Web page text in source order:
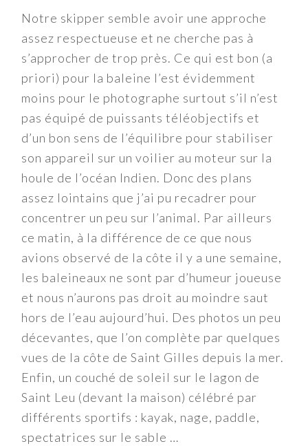
Notre skipper semble avoir une approche
assez respectueuse et ne cherche pas à
s’approcher de trop près. Ce qui est bon (a
priori) pour la baleine l’est évidemment
moins pour le photographe surtout s’il n’est
pas équipé de puissants téléobjectifs et
d’un bon sens de l’équilibre pour stabiliser
son appareil sur un voilier au moteur sur la
houle de l’océan Indien. Donc des plans
assez lointains que j’ai pu recadrer pour
concentrer un peu sur l’animal. Par ailleurs
ce matin, à la différence de ce que nous
avions observé de la côte il y a une semaine,
les baleineaux ne sont par d’humeur joueuse
et nous n’aurons pas droit au moindre saut
hors de l’eau aujourd’hui. Des photos un peu
décevantes, que l’on complète par quelques
vues de la côte de Saint Gilles depuis la mer.
Enfin, un couché de soleil sur le lagon de
Saint Leu (devant la maison) célébré par
différents sportifs : kayak, nage, paddle,
spectatrices sur le sable …